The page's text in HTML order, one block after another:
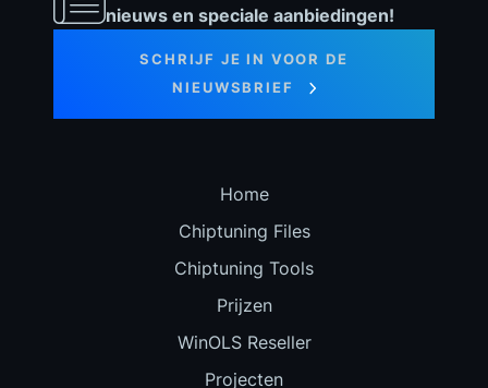
nieuws en speciale aanbiedingen!
SCHRIJF JE IN VOOR DE
NIEUWSBRIEF
Home
Chiptuning Files
Chiptuning Tools
Prijzen
WinOLS Reseller
Projecten